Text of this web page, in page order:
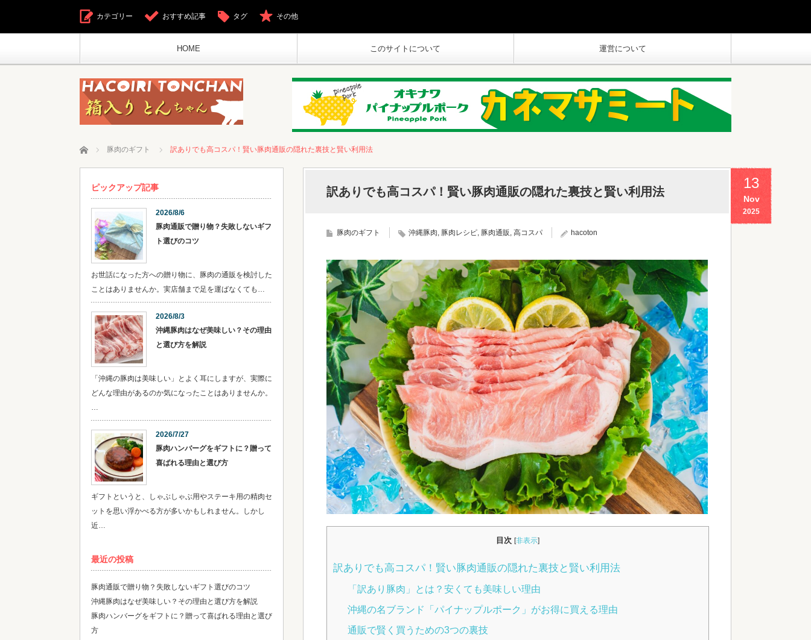
HOME このサイトについて 運営について
カテゴリー おすすめ記事 タグ その他
ホーム 豚肉のギフト 訳ありでも高コスパ！賢い豚肉通販の隠れた裏技と賢い利用法
13
Nov
2025
訳ありでも高コスパ！賢い豚肉通販の隠れた裏技と賢い利用法
豚肉のギフト 沖縄豚肉, 豚肉レシピ, 豚肉通販 , 高コスパ hacoton
目次 [非表示]
訳ありでも高コスパ！賢い豚肉通販の隠れた裏技と賢い利用法
「訳あり豚肉」とは？安くても美味しい理由
沖縄の名ブランド「パイナップルポーク」がお得に買える理由
通販で賢く買うための3つの裏技
ピックアップ記事
2026/8/6
豚肉通販で贈り物？失敗しないギフ
ト選びのコツ
お世話になった方への贈り物に、豚肉の通販を検討した
ことはありませんか。実店舗まで足を運ばなくても…
2026/8/3
沖縄豚肉はなぜ美味しい？その理由
と選び方を解説
「沖縄の豚肉は美味しい」とよく耳にしますが、実際に
どんな理由があるのか気になったことはありませんか。
…
2026/7/27
豚肉ハンバーグをギフトに？贈って
喜ばれる理由と選び方
ギフトというと、しゃぶしゃぶ用やステーキ用の精肉セ
ットを思い浮かべる方が多いかもしれません。しかし
近…
最近の投稿
豚肉通販で贈り物？失敗しないギフト選びのコツ
沖縄豚肉はなぜ美味しい？その理由と選び方を解説
豚肉ハンバーグをギフトに？贈って喜ばれる理由と選び
方